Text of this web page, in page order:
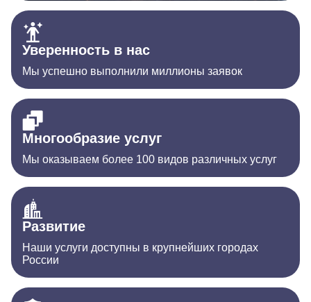
Уверенность в нас
Мы успешно выполнили миллионы заявок
Многообразие услуг
Мы оказываем более 100 видов различных услуг
Развитие
Наши услуги доступны в крупнейших городах
России